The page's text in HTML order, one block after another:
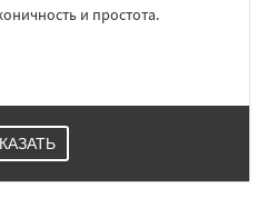
и простота.